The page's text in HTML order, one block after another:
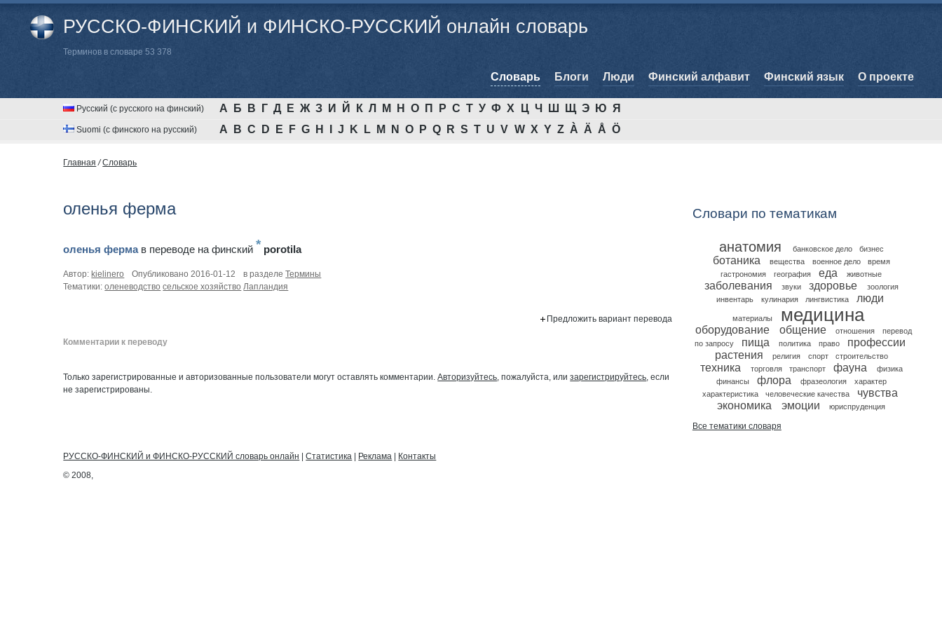
РУССКО-ФИНСКИЙ и ФИНСКО-РУССКИЙ онлайн словарь
Терминов в словаре 53 378
Cловарь Блоги Люди Финский алфавит Финский язык О проекте
Русский (с русского на финский) А Б В Г Д Е Ж З И Й К Л М Н О П Р С Т У Ф Х Ц Ч Ш Щ Э Ю Я
Suomi (с финского на русский) A B C D E F G H J K L M N O P Q R S T U V W X Y Z À Ä Å Ö
Главная / Cловарь
оленья ферма
оленья фермав переводе на финский * porotila
Автор:kielinero Опубликовано 2016-01-12 в разделеТермины
Тематики:оленеводство сельское хозяйство Лапландия
Предложить вариант перевода
Комментарии к переводу
Только зарегистрированные и авторизованные пользователи могут оставлять комментарии.Авторизуйтесь, пожалуйста, илизарегистрируйтесь, если
не зарегистрированы.
Словари по тематикам
анатомия банковское дело бизнес
ботаника вещества военное дело
время
гастрономия
география еда животные
заболевания звуки здоровье
зоология
инвентарь
кулинария лингвистика люди
материалы медицина
оборудование общение отношения
перевод
по запросу
пища политика право
профессии
растения
религия спорт строительство
техника торговля транспорт фауна
физика
финансы
флора фразеология
характер
характеристика
человеческие качества
чувства
экономика
эмоции юриспруденция
Все тематики словаря
РУССКО-ФИНСКИЙ и ФИНСКО-РУССКИЙ словарь онлайн |Статистика | Реклама | Контакты
© 2008,